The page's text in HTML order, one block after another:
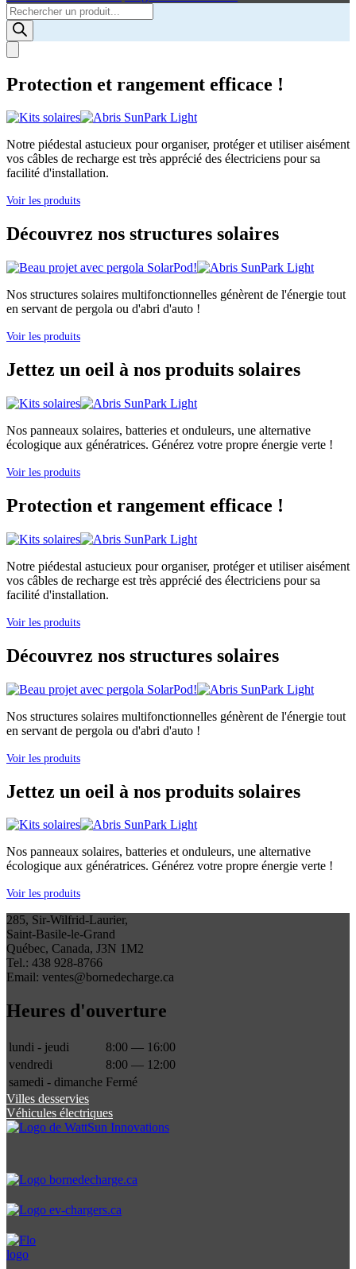
Products
search
Protection et rangement efficace !
Notre piédestal astucieux pour organiser, protéger et utiliser aisément
vos câbles de recharge est très apprécié des électriciens pour sa
facilité d'installation.
Voir les produits
Découvrez nos structures solaires
Nos structures solaires multifonctionnelles génèrent de l'énergie tout
en servant de pergola ou d'abri d'auto !
Voir les produits
Jettez un oeil à nos produits solaires
Nos panneaux solaires, batteries et onduleurs, une alternative
écologique aux génératrices. Générez votre propre énergie verte !
Voir les produits
Protection et rangement efficace !
Notre piédestal astucieux pour organiser, protéger et utiliser aisément
vos câbles de recharge est très apprécié des électriciens pour sa
facilité d'installation.
Voir les produits
Découvrez nos structures solaires
Nos structures solaires multifonctionnelles génèrent de l'énergie tout
en servant de pergola ou d'abri d'auto !
Voir les produits
Jettez un oeil à nos produits solaires
Nos panneaux solaires, batteries et onduleurs, une alternative
écologique aux génératrices. Générez votre propre énergie verte !
Voir les produits
285, Sir-Wilfrid-Laurier,
Saint-Basile-le-Grand
Québec, Canada, J3N 1M2
Tel.: 438 928-8766
Email: ventes@bornedecharge.ca
Heures d'ouverture
lundi - jeudi
8:00 — 16:00
vendredi
8:00 — 12:00
samedi - dimanche Fermé
Villes desservies
Véhicules électriques